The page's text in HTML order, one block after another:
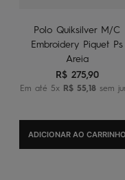
Polo Quiksilver M/C
Embroidery Piquet Ps
Areia
R$ 275,90
Em até 5x R$ 55 18 sem
ADICIONAR AO CARRINHO